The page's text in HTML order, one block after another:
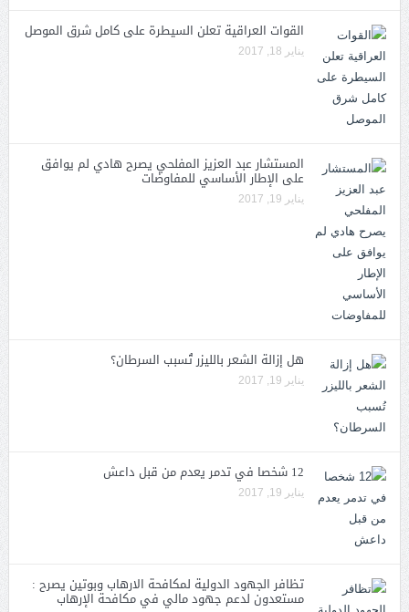
القوات العراقية تعلن السيطرة على كامل شرق الموصل
يناير 18, 2017
المستشار عبد العزيز المفلحي يصرح هادي لم يوافق
على الإطار الأساسي للمفاوضات
يناير 19, 2017
هل إزالة الشعر بالليزر تُسبب السرطان؟
يناير 19, 2017
12 شخصا في تدمر يعدم من قبل داعش
يناير 19, 2017
تظافر الجهود الدولية لمكافحة الارهاب وبوتين يصرح :
مستعدون لدعم جهود مالي في مكافحة الإرهاب